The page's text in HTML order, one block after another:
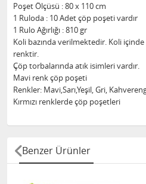
Poşet Ölçüsü : 80 x 110 cm
1 Ruloda : 10 Adet çöp poşeti vardır
1 Rulo Ağırlığı : 810 gr
Koli bazında verilmektedir. Koli
renktir.
Çöp torbalarında atık isimleri vardır.
Mavi renk çöp poşeti
Renkler: Mavi,Sarı,Yeşil, Gri,
Kırmızı renklerde çöp poşetleri
Benzer Ürünler